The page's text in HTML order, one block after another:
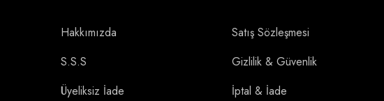
Hakkımızda
S.S.S
Üyeliksiz İade
Satış Sözleşmesi
Gizlilik & Güvenlik
İptal & İade